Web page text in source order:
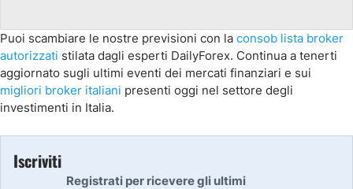
Puoi scambiare le nostre previsioni con la consob lista broker
autorizzati stilata dagli esperti DailyForex. Continua a tenerti
aggiornato sugli ultimi eventi dei mercati finanziari e sui
migliori broker italiani presenti oggi nel settore degli
investimenti in Italia.
Iscriviti
Registrati per ricevere gli ultimi